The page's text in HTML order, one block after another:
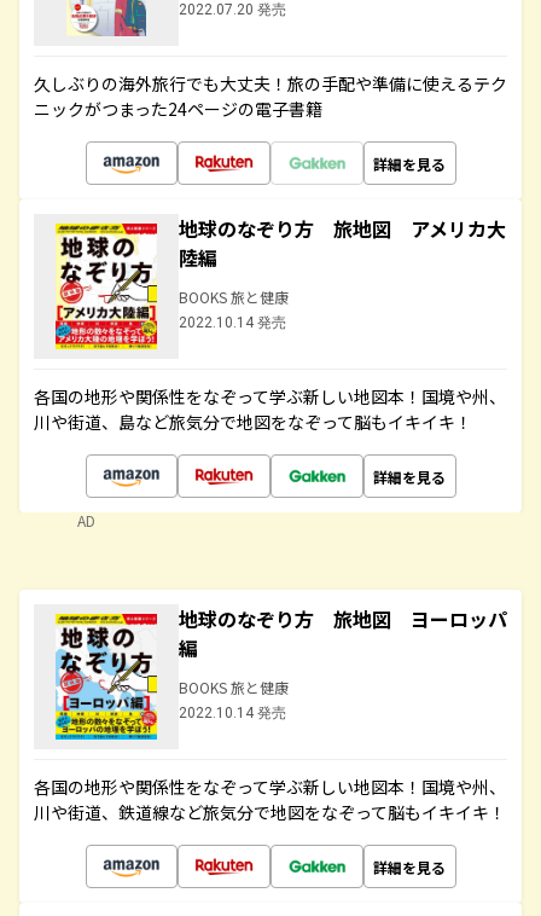
2022.07.20 発売
久しぶりの海外旅行でも大丈夫！旅の手配や準備に使えるテク
ニックがつまった24ページの電子書籍
詳細を見る
地球のなぞり方 旅地図 アメリカ大
陸編
BOOKS 旅と健康
2022.10.14 発売
各国の地形や関係性をなぞって学ぶ新しい地図本！国境や州、
川や街道、島など旅気分で地図をなぞって脳もイキイキ！
詳細を見る
AD
地球のなぞり方 旅地図 ヨーロッパ
編
BOOKS 旅と健康
2022.10.14 発売
各国の地形や関係性をなぞって学ぶ新しい地図本！国境や州、
川や街道、鉄道線など旅気分で地図をなぞって脳もイキイキ！
詳細を見る